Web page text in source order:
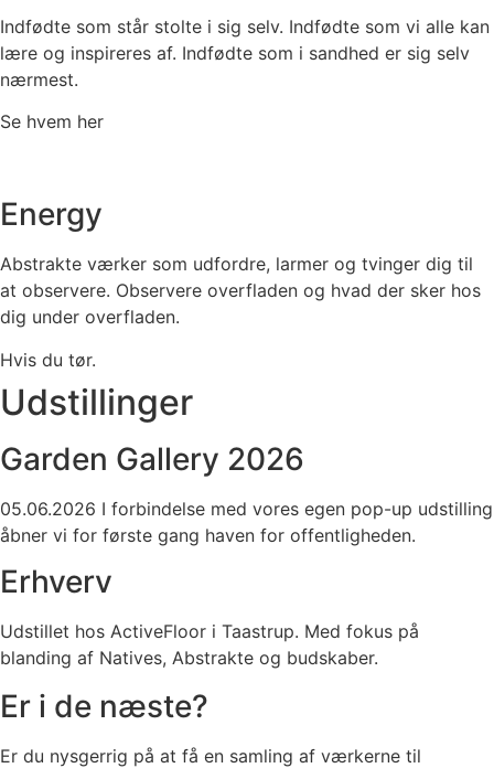
Indfødte som står stolte i sig selv. Indfødte som vi alle kan
lære og inspireres af. Indfødte som i sandhed er sig selv
nærmest.
Se hvem her
Energy
Abstrakte værker som udfordre, larmer og tvinger dig til
at observere. Observere overfladen og hvad der sker hos
dig under overfladen.
Hvis du tør.
Udstillinger
Garden Gallery 2026
05.06.2026 I forbindelse med vores egen pop-up udstilling
åbner vi for første gang haven for offentligheden.
Erhverv
Udstillet hos ActiveFloor i Taastrup. Med fokus på
blanding af Natives, Abstrakte og budskaber.
Er i de næste?
Er du nysgerrig på at få en samling af værkerne til